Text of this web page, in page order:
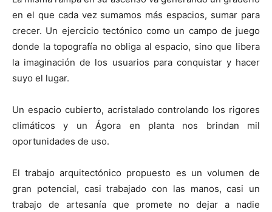
en el que cada vez sumamos más espacios, sumar para
crecer. Un ejercicio tectónico como un campo de juego
donde la topografía no obliga al espacio, sino que libera
la imaginación de los usuarios para conquistar y hacer
suyo el lugar.
Un espacio cubierto, acristalado controlando los rigores
climáticos y un Ágora en planta nos brindan mil
oportunidades de uso.
El trabajo arquitectónico propuesto es un volumen de
gran potencial, casi trabajado con las manos, casi un
trabajo de artesanía que promete no dejar a nadie